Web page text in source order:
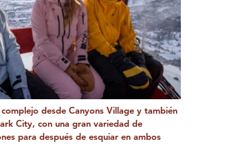
desde Canyons Village y también
City, con una gran variedad de
para después de esquiar en ambos